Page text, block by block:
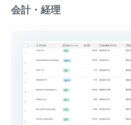
会計・経理